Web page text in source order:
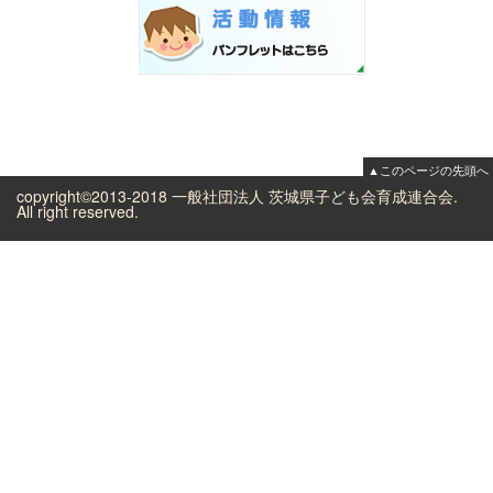
▲このページの先頭へ
copyright©2013-2018 一般社団法人 茨城県子ども会育成連合会.
All right reserved.